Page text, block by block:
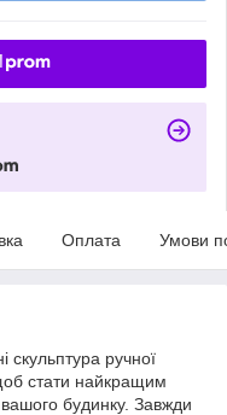
Оплата Умови
скульптура ручної
стати найкращим
будинку. Завжди